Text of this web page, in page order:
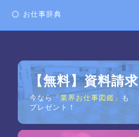
お仕事辞典
【無料】資料請求
今なら「業界お仕事図鑑」
も
プレゼント！